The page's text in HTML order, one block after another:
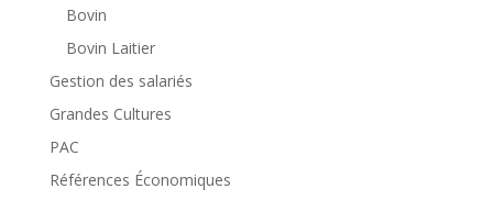
Bovin
Bovin Laitier
Gestion des salariés
Grandes Cultures
PAC
Références Économiques